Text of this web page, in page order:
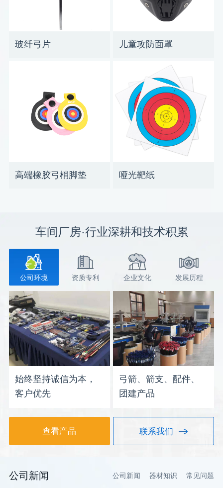
玻纤弓片 儿童攻防面罩
高端橡胶弓梢脚垫 哑光靶纸
车间厂房·行业深耕和技术积累
公司环境 资质专利 企业文化 发展历程
始终坚持诚信为本，
客户优先
弓箭、箭支、配件、
团建产品
查看产品 联系我们
公司新闻 公司新闻 器材知识 常见问题